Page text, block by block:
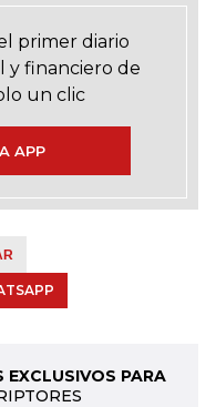
primer diario
y financiero de
un clic
APP
PARA